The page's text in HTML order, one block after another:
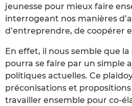
jeunesse pour mieux faire
interrogeant nos manières
d’entreprendre, de coopérer
En effet, il nous semble que
pourra se faire par un simple
politiques actuelles. Ce
préconisations et
travailler ensemble pour co-